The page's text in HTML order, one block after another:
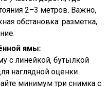
2–3 метров. Важно,
обстановка: разметка,
ямы:
с линейкой, бутылкой
наглядной оценки
минимум три снимка с